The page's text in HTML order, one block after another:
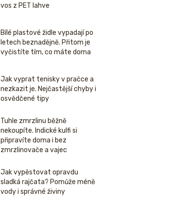
vos z PET lahve
Bílé plastové židle vypadají po
letech beznadějně. Přitom je
vyčistíte tím, co máte doma
Jak vyprat tenisky v pračce a
nezkazit je. Nejčastější chyby i
osvědčené tipy
Tuhle zmrzlinu běžně
nekoupíte. Indické kulfi si
připravíte doma i bez
zmrzlinovače a vajec
Jak vypěstovat opravdu
sladká rajčata? Pomůže méně
vody i správné živiny